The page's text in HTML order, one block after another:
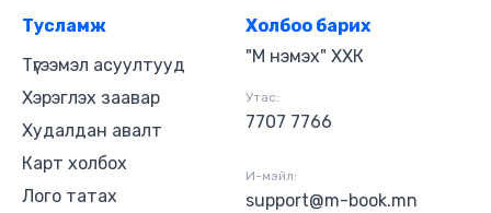
Тусламж
Түгээмэл асуултууд
Хэрэглэх заавар
Худалдан авалт
Карт холбох
Лого татах
Холбоо барих
"М нэмэх" ХХК
Утас:
7707 7766
И-мэйл:
support@m-book.mn